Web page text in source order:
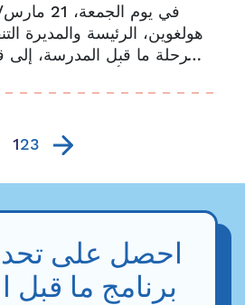
في يوم
هولغوين، الرئيسة والمديرة
لمرحلة ما قبل المدرسة، إلى
123
احصل على
برنامج ما قبل